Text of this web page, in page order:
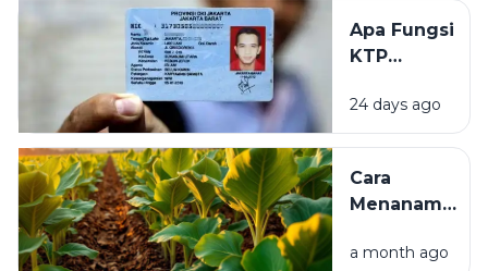
Kali:
Syarat,
dan Biaya
Apa Fungsi
KTP
KTP)? Ini
Pengertian,
Manfaat, dan
Kegunaannya
24 days ago
Cara
Menanam
yang Baik
a month ago